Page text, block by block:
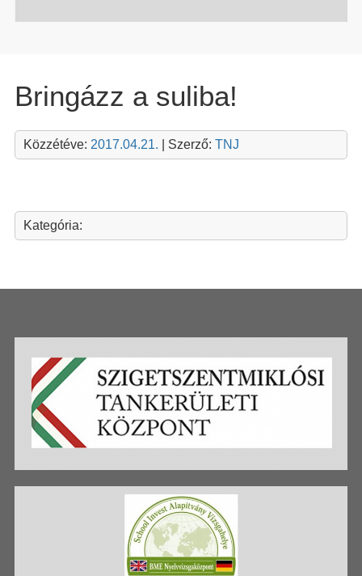
Bringázz a suliba!
Közzétéve: 2017.04.21. | Szerző: TNJ
Kategória: